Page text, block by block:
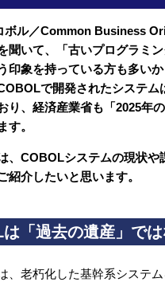
ボル／Common Business
聞いて、「古いプログラミ
印象を持っている方も多い
で開発されたシステム
り、経済産業省も「2025年
す。
、COBOLシステムの現状や
紹介したいと思います。
「過去の遺産」で
、老朽化した基幹系システ